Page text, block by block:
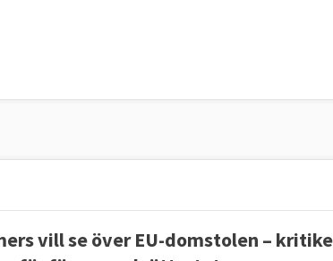
där.
15 miljarder kr (+40%). Regeringen vågar inte
vill se över EU-domstolen –